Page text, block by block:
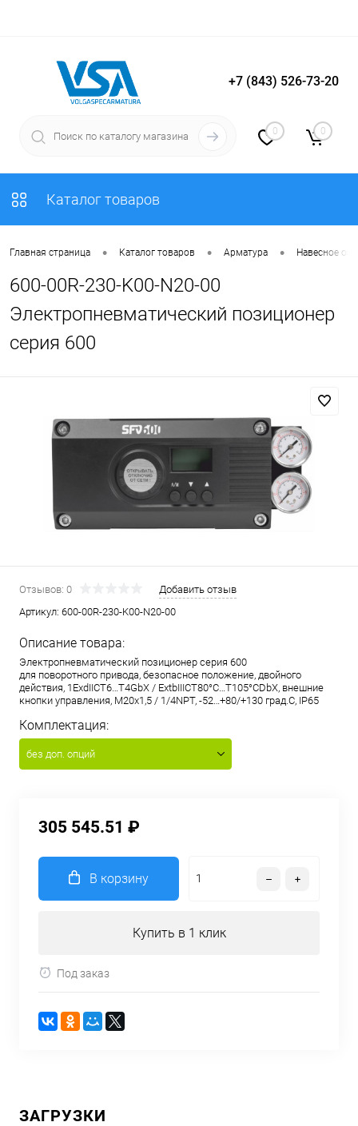
Вход Регистрация
+7 (843) 526-73-20
0 0
Каталог товаров
Главная страница • Каталог товаров • Арматура • Навесное
600-00R-230-K00-N20-00
Электропневматический позиционер
серия 600
Отзывов: 0
Добавить отзыв
Артикул: 600-00R-230-K00-N20-00
Описание товара:
Электропневматический позиционер серия 600
для поворотного привода, безопасное положение, двойного
действия, 1ExdIICT6…T4GbX / ExtbIIICT80°C…T105°CDbX, внешние
кнопки управления, M20x1,5 / 1/4NPT, -52…+80/+130 град.С, IP65
Комплектация:
без доп. опций
305 545.51 ₽
В корзину
Купить в 1 клик
Под заказ
ЗАГРУЗКИ